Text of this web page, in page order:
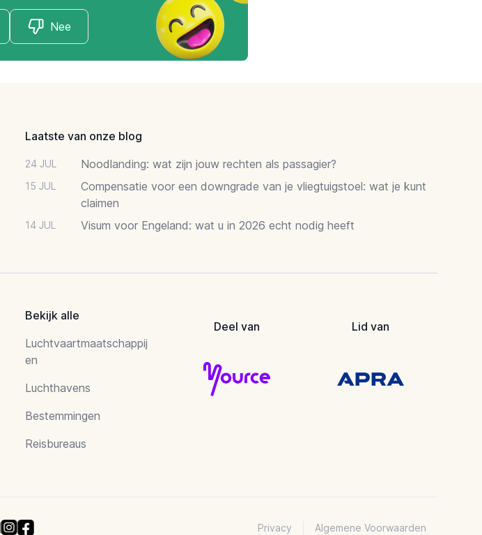
Nee
Laatste van onze blog
24 JUL Noodlanding: wat zijn jouw rechten als passagier?
15 JUL
Compensatie voor een downgrade van je vliegtuigstoel: wat je kunt
claimen
14 JUL Visum voor Engeland: wat u in 2026 echt nodig heeft
Bekijk alle
Luchtvaartmaatschappij
en
Luchthavens
Bestemmingen
Reisbureaus
Deel van Lid van
Privacy Algemene Voorwaarden